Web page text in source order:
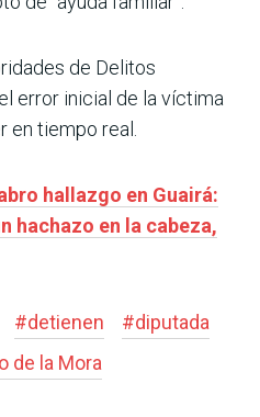
de Delitos
error inicial de la víctima
en tiempo real.
hallazgo en Guairá:
hachazo en la cabeza,
#detienen #diputada
de la Mora